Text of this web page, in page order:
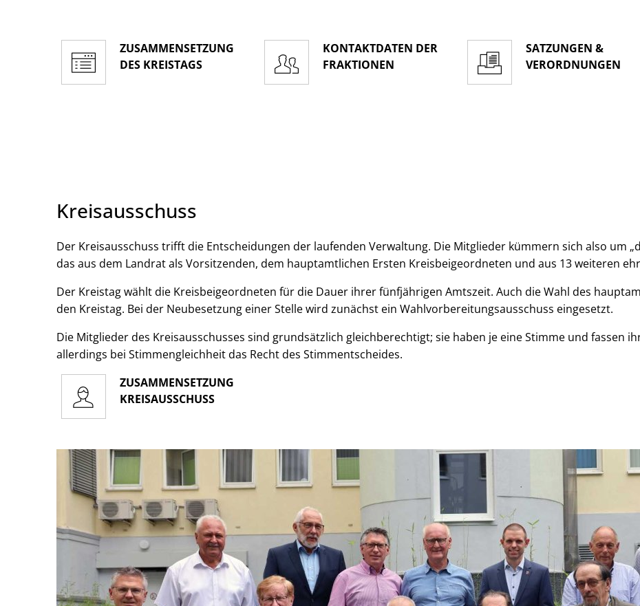
ZUSAMMENSETZUNG
DES KREISTAGS
KONTAKTDATEN DER
FRAKTIONEN
SATZUNGEN &
VERORDNUNGEN
Kreisausschuss
Der Kreisausschuss trifft die Entscheidungen der laufenden Verwaltung. Die Mitglieder kümmern sich also um
das aus dem Landrat als Vorsitzenden, dem hauptamtlichen Ersten Kreisbeigeordneten und aus 13 weiteren
Der Kreistag wählt die Kreisbeigeordneten für die Dauer ihrer fünfjährigen Amtszeit. Auch die Wahl des
den Kreistag. Bei der Neubesetzung einer Stelle wird zunächst ein Wahlvorbereitungsausschuss eingesetzt.
Die Mitglieder des Kreisausschusses sind grundsätzlich gleichberechtigt; sie haben je eine Stimme und fassen
allerdings bei Stimmengleichheit das Recht des Stimmentscheides.
ZUSAMMENSETZUNG
KREISAUSSCHUSS